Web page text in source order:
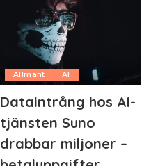
Allmänt AI
Dataintrång hos AI-
tjänsten Suno
drabbar miljoner –